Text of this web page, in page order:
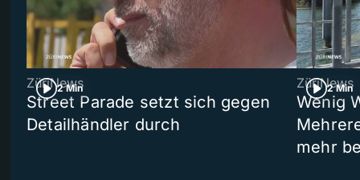
2 Min
ZüriNews
Street Parade setzt sich gegen
Detailhändler durch
2 Min
ZüriNews
Wenig
mehr